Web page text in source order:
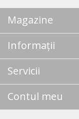
Magazine
Informații
Servicii
Contul meu